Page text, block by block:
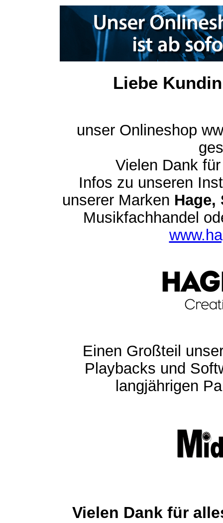
Liebe
unser Onlineshop
Vielen Dank
Infos zu unseren
unserer Marken Hage,
Musikfachhandel
Einen Großteil
Playbacks und
langjährigen
Vielen Dank für